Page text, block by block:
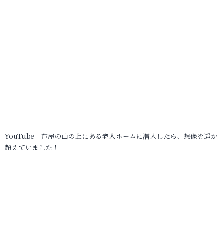
YouTube 芦屋の山の上にある老人ホームに潜入したら、想像を遥
超えていました！